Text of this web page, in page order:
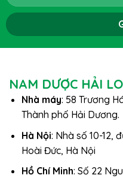
NAM DƯỢC HẢI
Nhà máy: 58 Trương
Thành phố Hải Dương.
Hà Nội: Nhà số 10-12,
Hoài Đức, Hà Nội
Hồ Chí Minh: Số 22